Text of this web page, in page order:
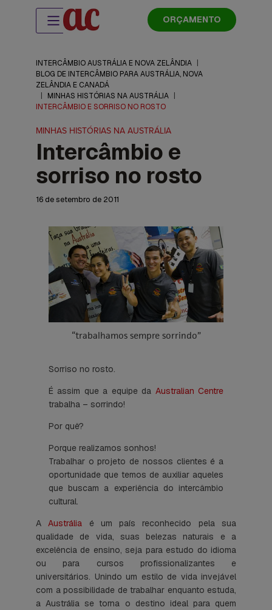
ORÇAMENTO
INTERCÂMBIO AUSTRÁLIA E NOVA ZELÂNDIA
BLOG DE INTERCÂMBIO PARA AUSTRÁLIA, NOVA
ZELÂNDIA E CANADÁ
MINHAS HISTÓRIAS NA AUSTRÁLIA
INTERCÂMBIO E SORRISO NO ROSTO
MINHAS HISTÓRIAS NA AUSTRÁLIA
Intercâmbio e
sorriso no rosto
16 de setembro de 2011
“trabalhamos sempre sorrindo”
Sorriso no rosto.
É assim que a equipe da Australian Centre
trabalha – sorrindo!
Por quê?
Porque realizamos sonhos!
Trabalhar o projeto de nossos clientes é a
oportunidade que temos de auxiliar aqueles
que buscam a experiência do intercâmbio
cultural.
AAustrália é um país reconhecido pela sua
qualidade de vida, suas belezas naturais e a
excelência de ensino, seja para estudo do idioma
ou para cursos profissionalizantes e
universitários. Unindo um estilo de vida invejável
com a possibilidade de trabalhar enquanto estuda,
a Austrália se torna o destino ideal para quem